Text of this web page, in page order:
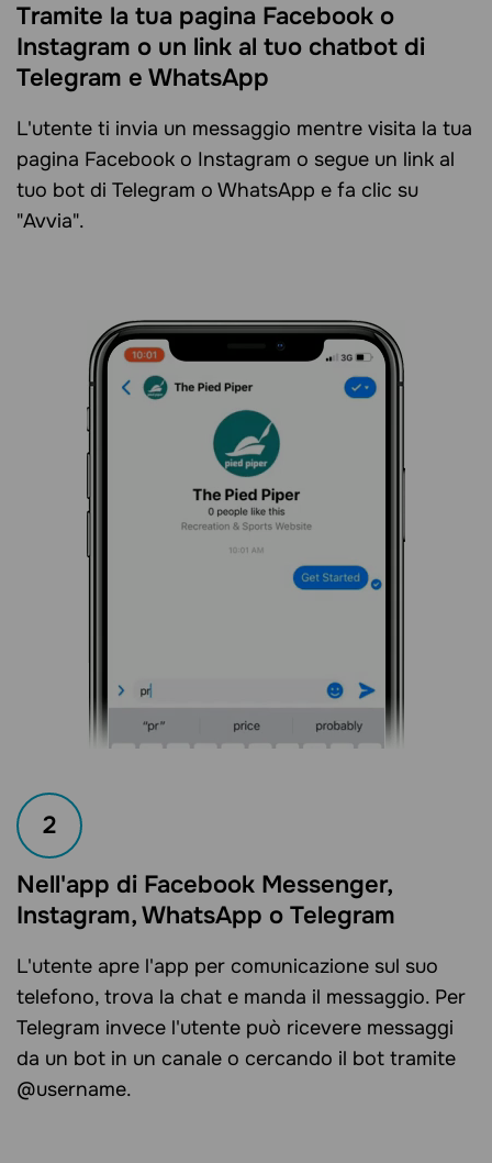
Tramite la tua pagina Facebook o
Instagram o un link al tuo chatbot di
Telegram e WhatsApp
L'utente ti invia un messaggio mentre visita la tua
pagina Facebook o Instagram o segue un link al
tuo bot di Telegram o WhatsApp e fa clic su
"Avvia".
2
Nell'app di Facebook Messenger,
Instagram, WhatsApp o Telegram
L'utente apre l'app per comunicazione sul suo
telefono, trova la chat e manda il messaggio. Per
Telegram invece l'utente può ricevere messaggi
da un bot in un canale o cercando il bot tramite
@username.